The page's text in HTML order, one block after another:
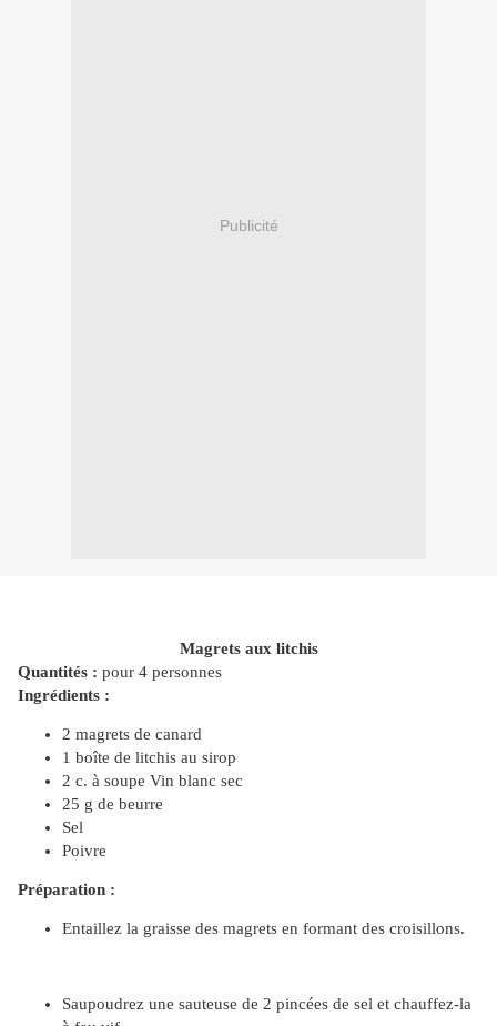
Publicité
Magrets aux litchis
Quantités : pour 4 personnes
Ingrédients :
2 magrets de canard
1 boîte de litchis au sirop
2 c. à soupe Vin blanc sec
25 g de beurre
Sel
Poivre
Préparation :
Entaillez la graisse des magrets en formant des croisillons.
Saupoudrez une sauteuse de 2 pincées de sel et chauffez-la